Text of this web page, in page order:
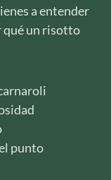
a entender
qué un risotto
punto